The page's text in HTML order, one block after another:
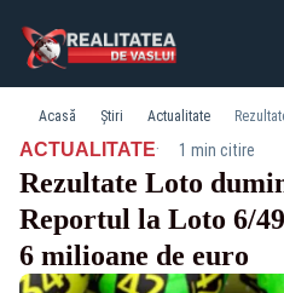
Acasă Știri Actualitate
ACTUALITATE· 1 min citire
Rezultate Loto
Reportul la Loto 6/
6 milioane de euro